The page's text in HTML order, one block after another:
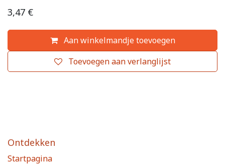
3,47 €
Aan winkelmandje toevoegen
Toevoegen aan verlanglijst
Ontdekken
Startpagina